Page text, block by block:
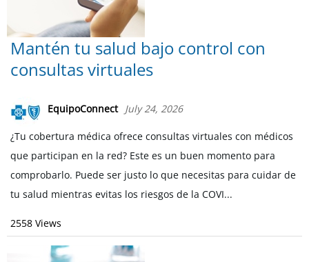
Mantén tu salud bajo control con
consultas virtuales
EquipoConnect July 24, 2026
¿Tu cobertura médica ofrece consultas virtuales con médicos
que participan en la red? Este es un buen momento para
comprobarlo. Puede ser justo lo que necesitas para cuidar de
tu salud mientras evitas los riesgos de la COVI...
2558 Views